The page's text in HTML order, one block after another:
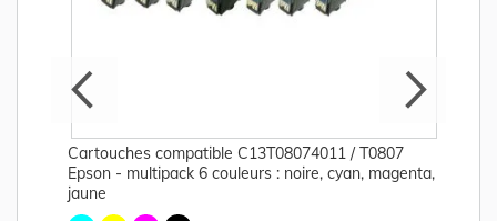
Cartouches compatible C13T08074011 / T0807
Epson - multipack 6 couleurs : noire, cyan, magenta,
jaune